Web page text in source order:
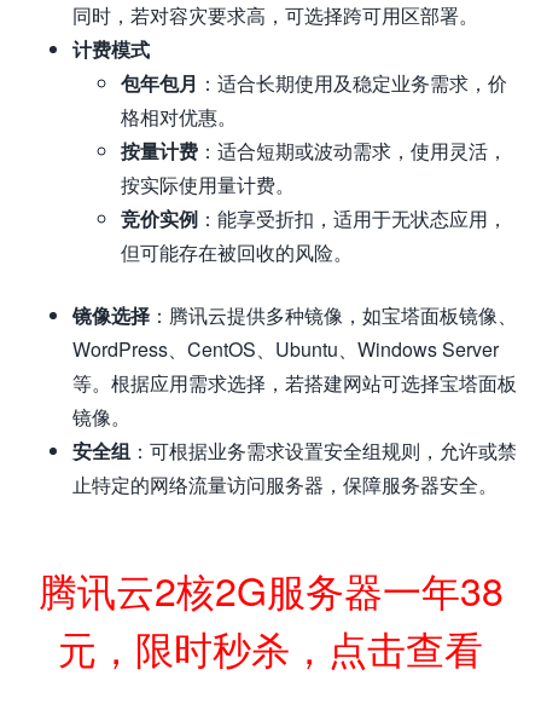
同时，若对容灾要求高，可选择跨可用区部署。
计费模式
包年包月 ：适合长期使用及稳定业务需求，价
格相对优惠。
按量计费 ：适合短期或波动需求，使用灵活，
按实际使用量计费。
竞价实例 ：能享受折扣，适用于无状态应用，
但可能存在被回收的风险。
镜像选择 ：腾讯云提供多种镜像，如宝塔面板镜像、
WordPress、CentOS、Ubuntu、Windows Server
等。根据应用需求选择，若搭建网站可选择宝塔面板
镜像。
安全组 ：可根据业务需求设置安全组规则，允许或禁
止特定的网络流量访问服务器，保障服务器安全。
腾讯云2核2G服务器一年38
元，限时秒杀，点击查看